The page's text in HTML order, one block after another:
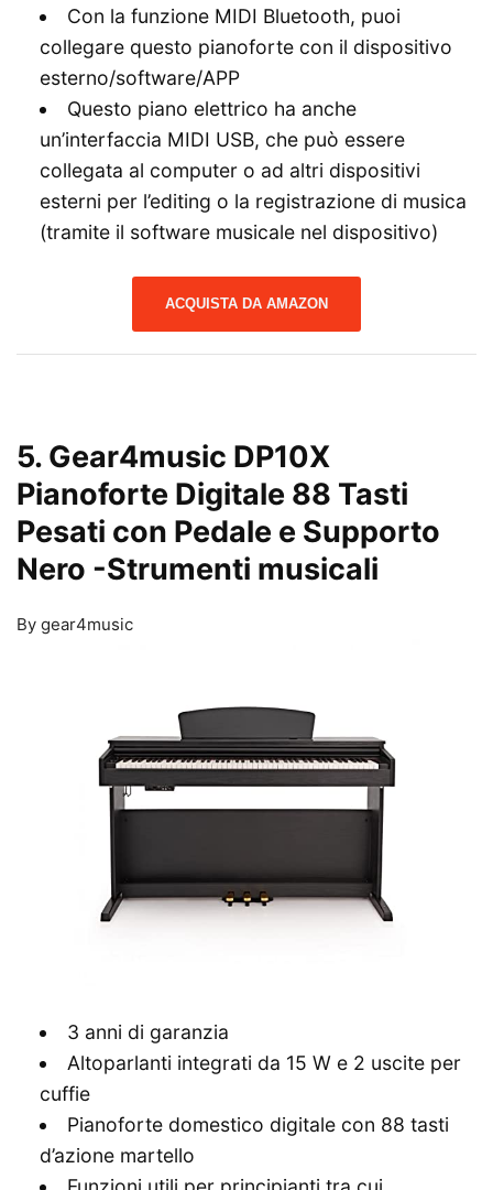
Con la funzione MIDI Bluetooth, puoi
collegare questo pianoforte con il dispositivo
esterno/software/APP
Questo piano elettrico ha anche
un’interfaccia MIDI USB, che può essere
collegata al computer o ad altri dispositivi
esterni per l’editing o la registrazione di musica
(tramite il software musicale nel dispositivo)
ACQUISTA DA AMAZON
5. Gear4music DP10X
Pianoforte Digitale 88 Tasti
Pesati con Pedale e Supporto
Nero -Strumenti musicali
By gear4music
3 anni di garanzia
Altoparlanti integrati da 15 W e 2 uscite per
cuffie
Pianoforte domestico digitale con 88 tasti
d’azione martello